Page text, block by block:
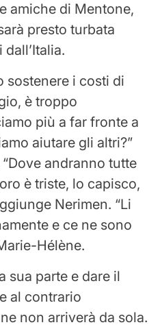
amiche di Mentone,
presto turbata
sostenere i costi di
è troppo
più a far fronte a
aiutare gli altri?”
andranno tutte
è triste, lo capisco,
Nerimen. “Li
e ce ne sono
Hélène.
sua parte e dare il
al contrario
non arriverà da sola.